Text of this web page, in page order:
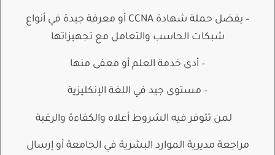
– يفضل حملة شهادة CCNA أو معرفة جيدة في أنواع
شبكات الحاسب والتعامل مع تجهيزاتها
– أدى خدمة العلم أو معفى منها
– مستوى جيد في اللغة الإنكليزية
لمن تتوفر فيه الشروط أعلاه والكفاءة والرغبة
مراجعة مديرية الموارد البشرية في الجامعة أو إرسال